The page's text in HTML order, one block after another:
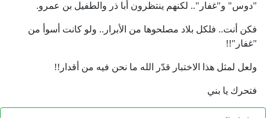
"دوس" و"غفار".. لكنهم ينتظرون أبا ذر والطفيل بن عمرو.
فكن أنت.. فلكل بلاد مصلحوها من الأبرار.. ولو كانت أسوأ من
"غفار"!!
ولعل لمثل هذا الاختبار قدّر الله ما نحن فيه من أقدار!!
فتحرك يا بني